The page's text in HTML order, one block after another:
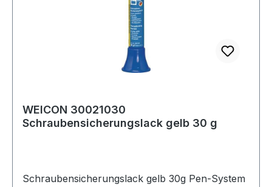
Weitere technische Eigenschaften: · Inhalt: 30g ·
Temperatur: +5 bis +120°C · Gebinde: Pen-
WEICON 30021030
Schraubensicherungslack gelb 30 g
Schraubensicherungslack gelb 30g Pen-System